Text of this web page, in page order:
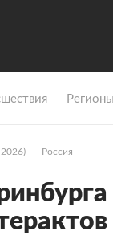
Регионы
Россия